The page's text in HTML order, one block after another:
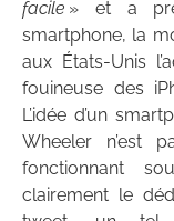
facile » et a
smartphone, la
aux États-Unis
fouineuse des
L’idée d’un
Wheeler n’est
fonctionnant
clairement le